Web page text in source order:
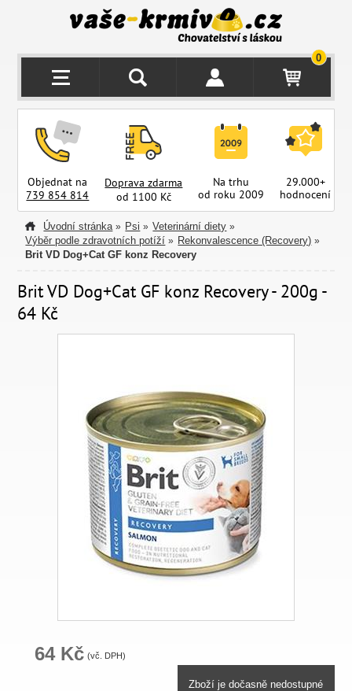
0
Objednat na
739 854 814
Doprava zdarma
od 1100 Kč
Na trhu
od roku 2009
29.000+
hodnocení
Úvodní stránka » Psi » Veterinární diety »
Výběr podle zdravotních potíží » Rekonvalescence (Recovery) »
Brit VD Dog+Cat GF konz Recovery
Brit VD Dog+Cat GF konz Recovery - 200g -
64 Kč
64 Kč (vč. DPH)
Zboží je dočasně nedostupné